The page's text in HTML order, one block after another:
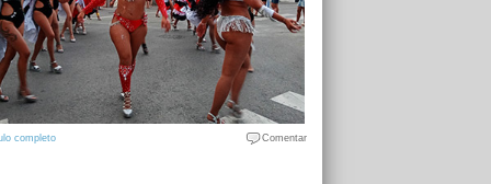
completo Comentar